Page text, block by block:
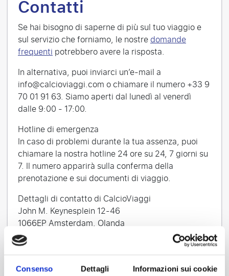
Consenso Dettagli Informazioni sui cookie
Contatti
Se hai bisogno di saperne di più sul tuo viaggio e
sul servizio che forniamo, le nostredomande
frequentipotrebbero avere la risposta.
In alternativa, puoi inviarci un’e-mail a
info@calcioviaggi.com o chiamare il numero +33 9
70 01 91 63. Siamo aperti dal lunedì al venerdì
dalle 9:00 - 17:00.
Hotline di emergenza
In caso di problemi durante la tua assenza, puoi
chiamare la nostra hotline 24 ore su 24, 7 giorni su
7. Il numero apparirà sulla conferma della
prenotazione e sui documenti di viaggio.
Dettagli di contatto di CalcioViaggi
John M. Keynesplein 12-46
1066EP Amsterdam, Olanda
CalcioViaggi è un nome commerciale di
TravelGroep BV.